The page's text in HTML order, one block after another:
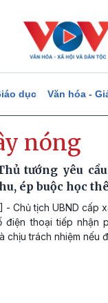
dục Văn hóa -
nóng
tướng yêu
ép buộc học
- Chủ tịch UBND cấp
điện thoại tiếp nhận
chịu trách nhiệm nếu